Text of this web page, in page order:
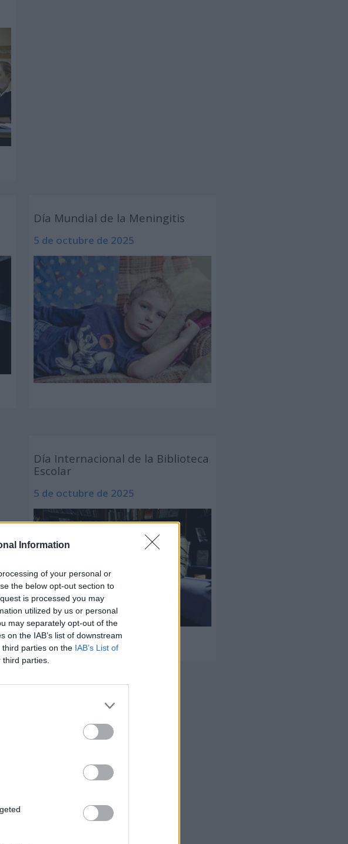
Information
of your personal or
the below opt-out section to
is processed you may
utilized by us or personal
may separately opt-out of the
on the IAB’s list of downstream
parties on the IAB’s List of
parties.
Día Mundial de la Meningitis
5 de octubre de 2025
Día Internacional de la Biblioteca
Escolar
5 de octubre de 2025